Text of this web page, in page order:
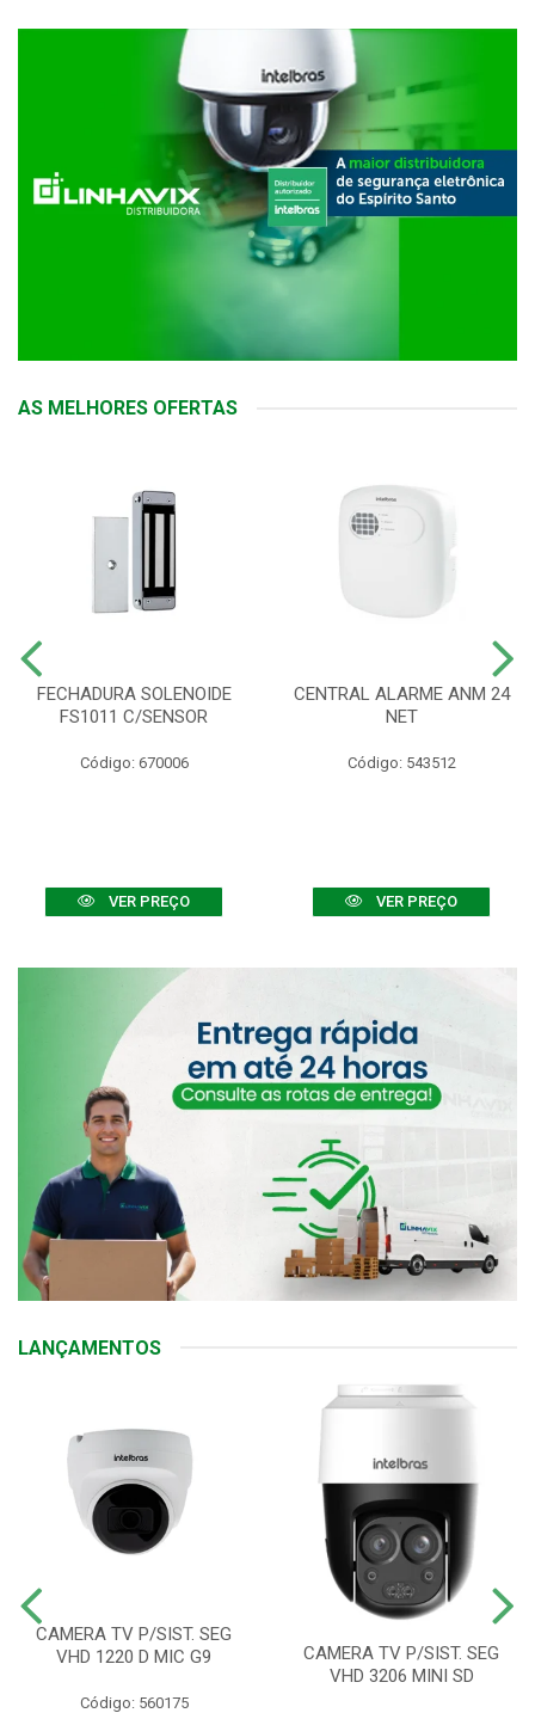
AS MELHORES OFERTAS
FECHADURA SOLENOIDE
FS1011 C/SENSOR
Código: 670006
VER PREÇO
CENTRAL ALARME ANM 24
NET
Código: 543512
VER PREÇO
LANÇAMENTOS
CAMERA TV P/SIST. SEG
VHD 1220 D MIC G9
Código: 560175
CAMERA TV P/SIST. SEG
VHD 3206 MINI SD